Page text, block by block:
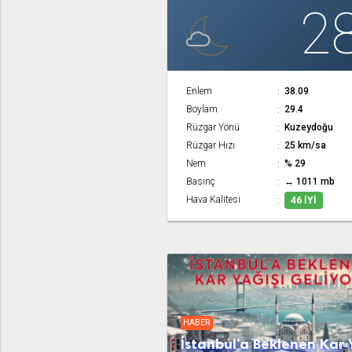
Enlem
38.09
Boylam
29.4
Rüzgar Yönü
Kuzeydoğu
Rüzgar Hızı
25 km/sa
Nem
% 29
Basınç
↔ 1011 mb
Hava Kalitesi
46 İYI
HABER
İstanbul'a Beklenen Kar